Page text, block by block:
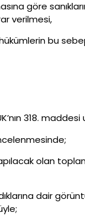
göre
verilmesi,
bu
318. maddesi
olan
dair